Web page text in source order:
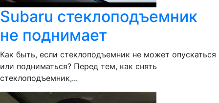
Subaru стеклоподъемник
не поднимает
Как быть, если стеклоподъемник не может опускаться
или подниматься? Перед тем, как снять
стеклоподъемник,...